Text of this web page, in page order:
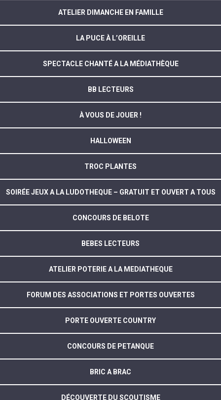
ATELIER DIMANCHE EN FAMILLE
LA PUCE À L’OREILLE
SPECTACLE CHANTÉ A LA MÉDIATHÈQUE
BB LECTEURS
À VOUS DE JOUER !
HALLOWEEN
TROC PLANTES
SOIRÉE JEUX A LA LUDOTHEQUE – GRATUIT ET OUVERT A TOUS
CONCOURS DE BELOTE
BEBES LECTEURS
ATELIER POTERIE A LA MEDIATHEQUE
FORUM DES ASSOCIATIONS ET PORTES OUVERTES
PORTE OUVERTE COUNTRY
CONCOURS DE PETANQUE
BRIC A BRAC
DÉCOUVERTE DU SCOUTISME